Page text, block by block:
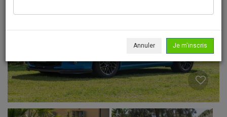
Annuler Je m'inscris